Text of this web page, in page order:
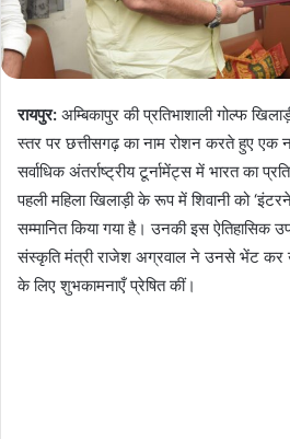
रायपुर: अम्बिकापुर की प्रतिभाशाली गोल्फ
स्तर पर छत्तीसगढ़ का नाम रोशन करते हुए एक
सर्वाधिक अंतर्राष्ट्रीय टूर्नामेंट्स में भारत का
पहली महिला खिलाड़ी के रूप में शिवानी को
सम्मानित किया गया है। उनकी इस ऐतिहासिक
संस्कृति मंत्री राजेश अग्रवाल ने उनसे भेंट कर
के लिए शुभकामनाएँ प्रेषित कीं।